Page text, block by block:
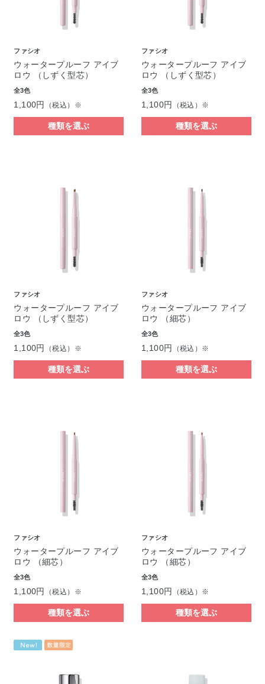
ファシオ
ウォータープルーフ アイブ
ロウ （しずく型芯）
全3色
1,100円 （税込）※
種類を選ぶ
ファシオ
ウォータープルーフ アイブ
ロウ （しずく型芯）
全3色
1,100円 （税込）※
種類を選ぶ
ファシオ
ウォータープルーフ アイブ
ロウ （しずく型芯）
全3色
1,100円 （税込）※
種類を選ぶ
ファシオ
ウォータープルーフ アイブ
ロウ （細芯）
全3色
1,100円 （税込）※
種類を選ぶ
ファシオ
ウォータープルーフ アイブ
ロウ （細芯）
全3色
1,100円 （税込）※
種類を選ぶ
ファシオ
ウォータープルーフ アイブ
ロウ （細芯）
全3色
1,100円 （税込）※
種類を選ぶ